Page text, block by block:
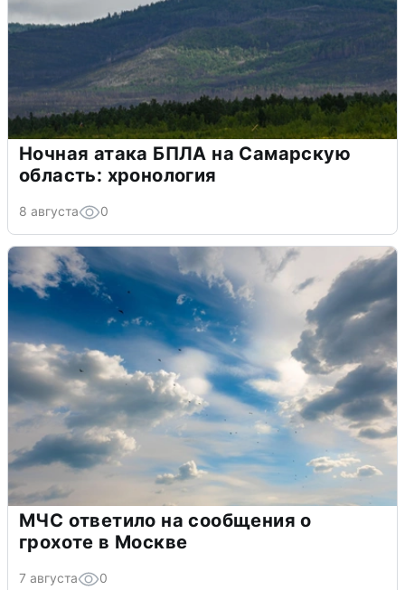
Ночная атака БПЛА на Самарскую
область: хронология
8 августа 0
МЧС ответило на сообщения о
грохоте в Москве
7 августа 0